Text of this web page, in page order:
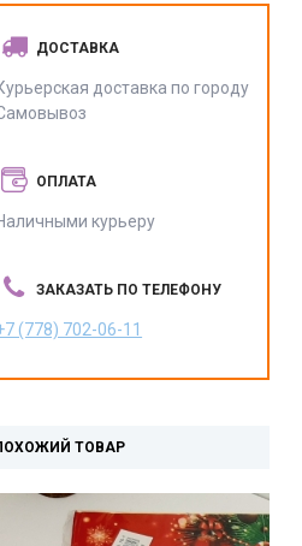
ДОСТАВКА
доставка по городу
ОПЛАТА
курьеру
ЗАКАЗАТЬ ПО ТЕЛЕФОНУ
(778) 702-06-11
ТОВАР